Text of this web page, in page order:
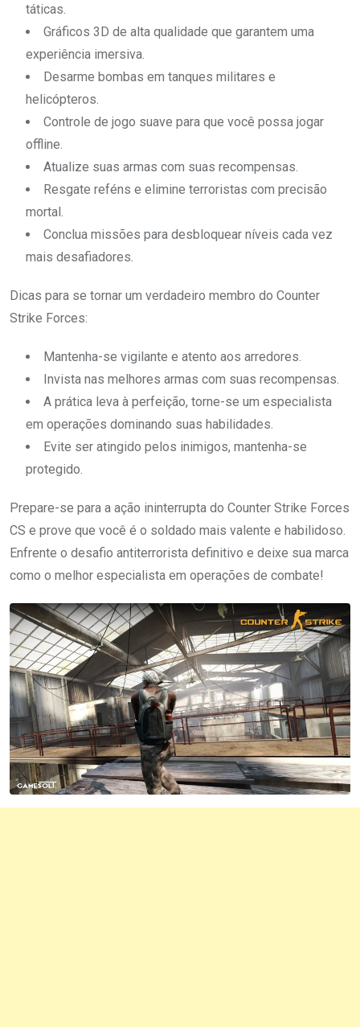
táticas.
Gráficos 3D de alta qualidade que garantem uma
experiência imersiva.
Desarme bombas em tanques militares e
helicópteros.
Controle de jogo suave para que você possa jogar
offline.
Atualize suas armas com suas recompensas.
Resgate reféns e elimine terroristas com precisão
mortal.
Conclua missões para desbloquear níveis cada vez
mais desafiadores.
Dicas para se tornar um verdadeiro membro do Counter
Strike Forces:
Mantenha-se vigilante e atento aos arredores.
Invista nas melhores armas com suas recompensas.
A prática leva à perfeição, torne-se um especialista
em operações dominando suas habilidades.
Evite ser atingido pelos inimigos, mantenha-se
protegido.
Prepare-se para a ação ininterrupta do Counter Strike Forces
CS e prove que você é o soldado mais valente e habilidoso.
Enfrente o desafio antiterrorista definitivo e deixe sua marca
como o melhor especialista em operações de combate!